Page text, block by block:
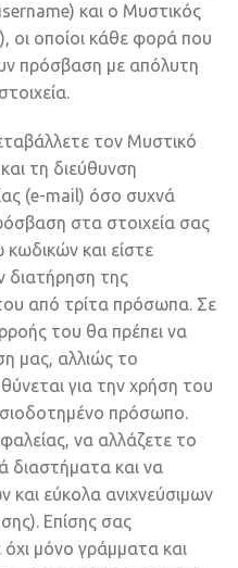
και ο Μυστικός
οι οποίοι κάθε φορά που
πρόσβαση με απόλυτη
τον Μυστικό
τη διεύθυνση
(e-mail) όσο συχνά
στα στοιχεία σας
και είστε
διατήρηση της
από τρίτα πρόσωπα. Σε
του θα πρέπει να
μας, αλλιώς το
για την χρήση του
πρόσωπο.
να αλλάζετε το
διαστήματα και να
και εύκολα ανιχνεύσιμων
Επίσης σας
όχι μόνο γράμματα και